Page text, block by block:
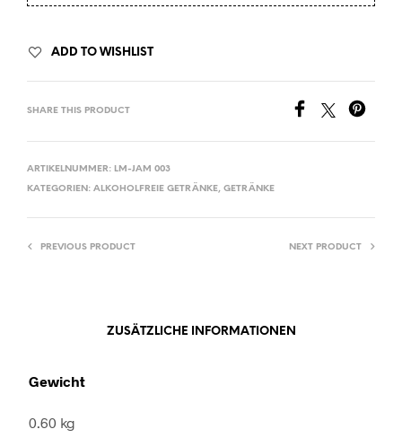
ADD TO WISHLIST
SHARE THIS PRODUCT
ARTIKELNUMMER: LM-JAM 003
KATEGORIEN: ALKOHOLFREIE GETRÄNKE, GETRÄNKE
PREVIOUS PRODUCT NEXT PRODUCT
ZUSÄTZLICHE INFORMATIONEN
Gewicht
0.60 kg